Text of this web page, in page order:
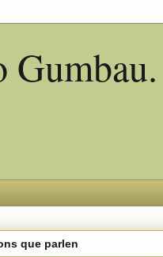
Gumbau.
que parlen